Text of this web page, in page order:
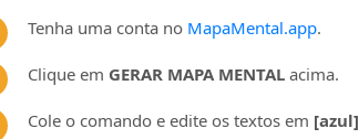
Tenha uma conta no MapaMental.app.
Clique em GERAR MAPA MENTAL acima.
Cole o comando e edite os textos em [azul]